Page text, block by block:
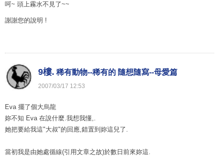
呵~ 頭上霧水不見了~~
謝謝您的說明 !
9樓. 稀有動物--稀有的 隨想隨寫--母愛篇
2007/03/17 12:53
Eva 擺了個大烏龍
妳不知 Eva 在說什麼.我想我懂,.
她把要給我這"大叔"的回應,錯置到妳這兒了.
當初我是由她處循線(引用文章之故)於數日前來妳這.